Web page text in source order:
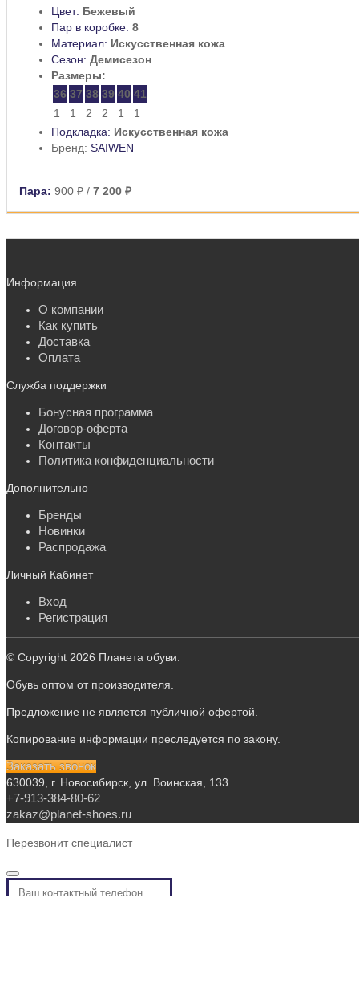
Цвет: Бежевый
Пар в коробке: 8
Материал: Искусственная кожа
Сезон: Демисезон
Размеры:
36 37 38 39 40 41
1
1 2 2 1
1
Подкладка: Искусственная кожа
Бренд: SAIWEN
Пара: 900 ₽ / 7 200 ₽
Информация
О компании
Как купить
Доставка
Оплата
Служба поддержки
Бонусная программа
Договор-оферта
Контакты
Политика конфиденциальности
Дополнительно
Бренды
Новинки
Распродажа
Личный Кабинет
Вход
Регистрация
© Copyright 2026 Планета обуви.
Обувь оптом от производителя.
Предложение не является публичной офертой.
Копирование информации преследуется по закону.
Заказать звонок
630039, г. Новосибирск, ул. Воинская, 133
+7-913-384-80-62
zakaz@planet-shoes.ru
Перезвонит специалист